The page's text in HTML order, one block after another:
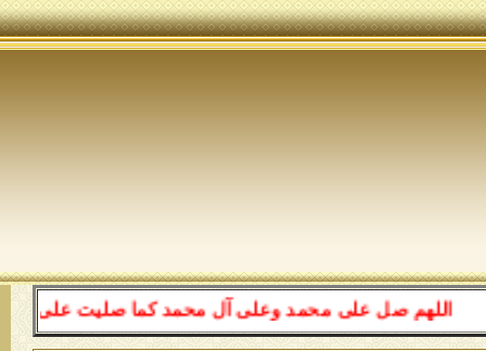
اللهم صل على محمد وعلى آل محمد كما صليت على إبراهيم